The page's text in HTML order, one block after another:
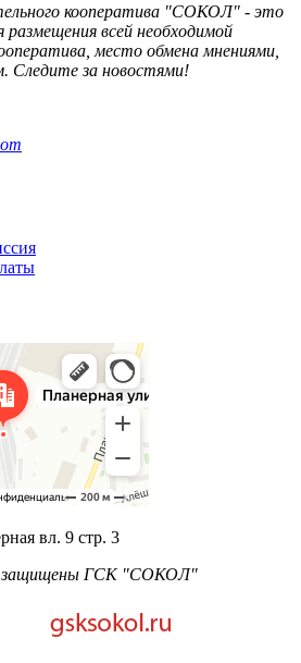
кооператива "СОКОЛ" - это
всей необходимой
место обмена мнениями,
Следите за новостями!
вл. 9 стр. 3
защищены ГСК "СОКОЛ"